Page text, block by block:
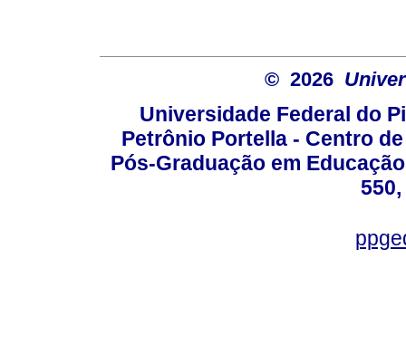
© 2026
Universidade Federal do
Petrônio Portella - Centro
Pós-Graduação em